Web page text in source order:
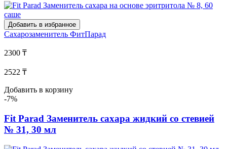
Добавить в избранное
Сахарозаменитель ФитПарад
2300 ₸
2522 ₸
Добавить в корзину
-7%
Fit Parad Заменитель сахара жидкий со стевией
№ 31, 30 мл